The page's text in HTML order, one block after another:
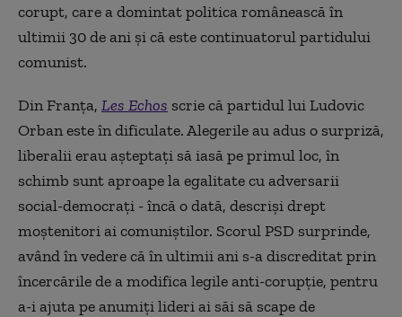
corupt, care a domintat politica românească în
ultimii 30 de ani şi că este continuatorul partidului
comunist.
Din Franţa, Les Echos scrie că partidul lui Ludovic
Orban este în dificulate. Alegerile au adus o surpriză,
liberalii erau aşteptaţi să iasă pe primul loc, în
schimb sunt aproape la egalitate cu adversarii
social-democraţi - încă o dată, descrişi drept
moştenitori ai comuniştilor. Scorul PSD surprinde,
având în vedere că în ultimii ani s-a discreditat prin
încercările de a modifica legile anti-corupţie, pentru
a-i ajuta pe anumiţi lideri ai săi să scape de